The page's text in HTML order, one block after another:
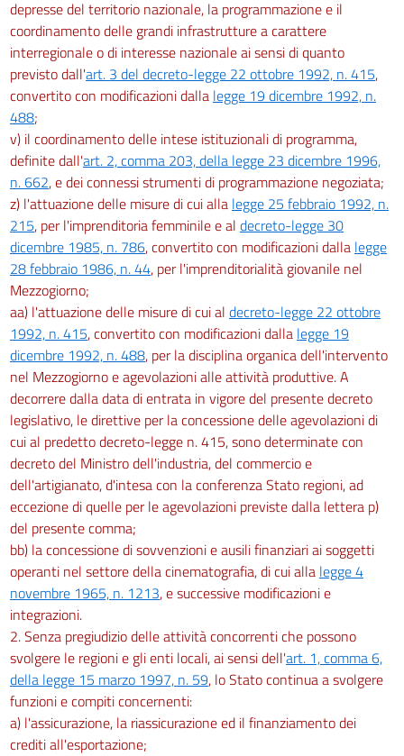
depresse del territorio nazionale, la programmazione e il
coordinamento delle grandi infrastrutture a carattere
interregionale o di interesse nazionale ai sensi di quanto
previsto dall'art. 3 del decreto-legge 22 ottobre 1992, n. 415,
convertito con modificazioni dalla legge 19 dicembre 1992, n.
488;
v) il coordinamento delle intese istituzionali di programma,
definite dall'art. 2, comma 203, della legge 23 dicembre 1996,
n. 662, e dei connessi strumenti di programmazione negoziata;
z) l'attuazione delle misure di cui alla legge 25 febbraio 1992, n.
215, per l'imprenditoria femminile e al decreto-legge 30
dicembre 1985, n. 786, convertito con modificazioni dalla legge
28 febbraio 1986, n. 44, per l'imprenditorialità giovanile nel
Mezzogiorno;
aa) l'attuazione delle misure di cui al decreto-legge 22 ottobre
1992, n. 415, convertito con modificazioni dalla legge 19
dicembre 1992, n. 488, per la disciplina organica dell'intervento
nel Mezzogiorno e agevolazioni alle attività produttive. A
decorrere dalla data di entrata in vigore del presente decreto
legislativo, le direttive per la concessione delle agevolazioni di
cui al predetto decreto-legge n. 415, sono determinate con
decreto del Ministro dell'industria, del commercio e
dell'artigianato, d'intesa con la conferenza Stato regioni, ad
eccezione di quelle per le agevolazioni previste dalla lettera p)
del presente comma;
bb) la concessione di sovvenzioni e ausili finanziari ai soggetti
operanti nel settore della cinematografia, di cui alla legge 4
novembre 1965, n. 1213, e successive modificazioni e
integrazioni.
2. Senza pregiudizio delle attività concorrenti che possono
svolgere le regioni e gli enti locali, ai sensi dell'art. 1, comma 6,
della legge 15 marzo 1997, n. 59, lo Stato continua a svolgere
funzioni e compiti concernenti:
a) l'assicurazione, la riassicurazione ed il finanziamento dei
crediti all'esportazione;